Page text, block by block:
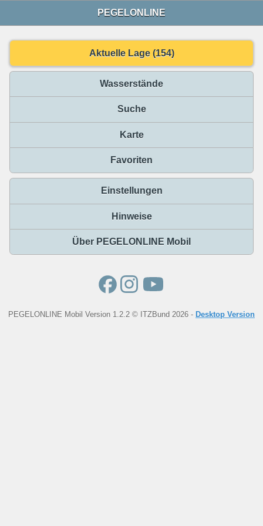
PEGELONLINE
Aktuelle Lage (154)
Wasserstände
Suche
Karte
Favoriten
Einstellungen
Hinweise
Über PEGELONLINE Mobil
PEGELONLINE Mobil Version 1.2.2 © ITZBund 2026 - Desktop Version